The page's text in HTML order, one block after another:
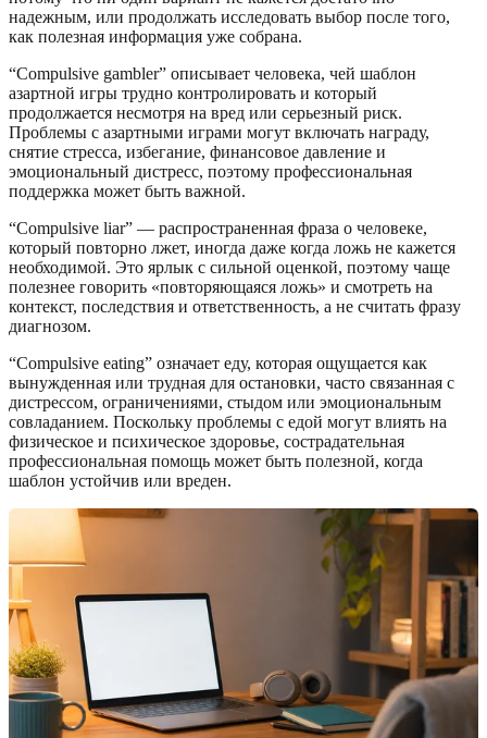
надежным, или продолжать исследовать выбор после того,
как полезная информация уже собрана.
“Compulsive gambler” описывает человека, чей шаблон
азартной игры трудно контролировать и который
продолжается несмотря на вред или серьезный риск.
Проблемы с азартными играми могут включать награду,
снятие стресса, избегание, финансовое давление и
эмоциональный дистресс, поэтому профессиональная
поддержка может быть важной.
“Compulsive liar” — распространенная фраза о человеке,
который повторно лжет, иногда даже когда ложь не кажется
необходимой. Это ярлык с сильной оценкой, поэтому чаще
полезнее говорить «повторяющаяся ложь» и смотреть на
контекст, последствия и ответственность, а не считать фразу
диагнозом.
“Compulsive eating” означает еду, которая ощущается как
вынужденная или трудная для остановки, часто связанная с
дистрессом, ограничениями, стыдом или эмоциональным
совладанием. Поскольку проблемы с едой могут влиять на
физическое и психическое здоровье, сострадательная
профессиональная помощь может быть полезной, когда
шаблон устойчив или вреден.